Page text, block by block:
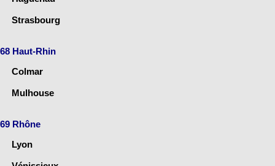
Strasbourg
68 Haut-Rhin
Colmar
Mulhouse
69 Rhône
Lyon